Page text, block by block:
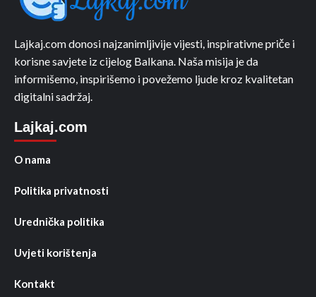
Lajkaj.com donosi najzanimljivije vijesti, inspirativne priče i
korisne savjete iz cijelog Balkana. Naša misija je da
informišemo, inspirišemo i povežemo ljude kroz kvalitetan
digitalni sadržaj.
Lajkaj.com
O nama
Politika privatnosti
Urednička politika
Uvjeti korištenja
Kontakt